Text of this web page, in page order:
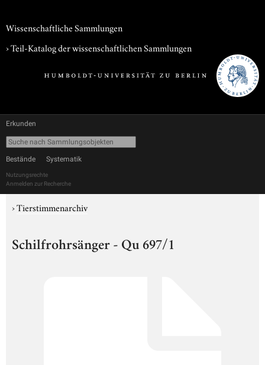
Wissenschaftliche Sammlungen
› Teil-Katalog der wissenschaftlichen Sammlungen
Erkunden
Bestände Systematik
Nutzungsrechte
Anmelden zur Recherche
›Tierstimmenarchiv
Schilfrohrsänger - Qu 697/1